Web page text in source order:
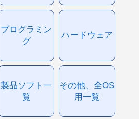
プログラミン
グ
ハードウェア
製品ソフト一
覧
その他、全OS
用一覧